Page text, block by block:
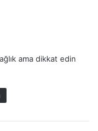
ama dikkat edin